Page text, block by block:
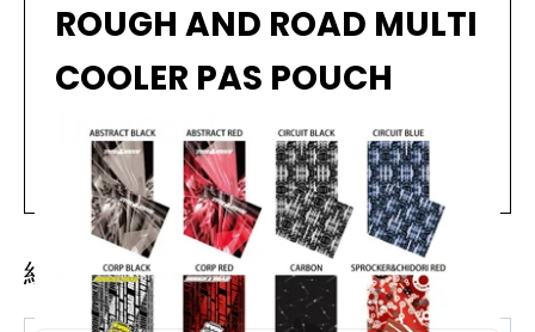
經常一起購買
ROUGH AND ROAD MULTI
COOLER PAS POUCH
[RR9806]
保冰、保溫水壺袋，一鍵快拆的P.A.S.系統扣具，適用相容
的包款，也可以安裝在車上。
規格：
閱讀更多